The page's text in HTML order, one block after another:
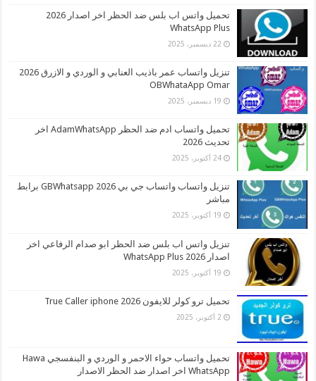
تحميل واتس اب بلس ضد الحظر اخر اصدار 2026
WhatsApp Plus
22 ديسمبر، 2025
تنزيل واتساب عمر باذيب العنابي و الوردي و الازرق 2026
OBWhataApp Omar
19 ديسمبر، 2025
تحميل واتساب ادم ضد الحظر AdamWhatsApp اخر
تحديث 2026
24 أكتوبر، 2025
تنزيل واتساب واتساب جي بي 2026 GBWhatsapp برابط
مباشر
19 أكتوبر، 2025
تنزيل واتس اب بلس ضد الحظر ابو صدام الرفاعي اخر
اصدار 2026 WhatsApp Plus
19 أكتوبر، 2025
تحميل ترو كولر للايفون 2026 True Caller iphone
2 أكتوبر، 2025
تحميل واتساب حواء الاحمر و الوردي و البنفسجي Hawa
WhatsApp اخر اصدار ضد الحظر الاصدار